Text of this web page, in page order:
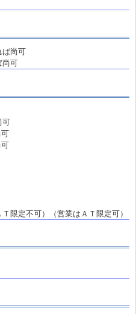
尚可
尚可
定不可）（営業はＡＴ限定可）